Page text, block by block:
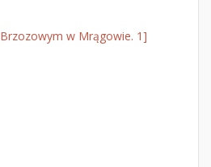
w Mrągowie. 1]